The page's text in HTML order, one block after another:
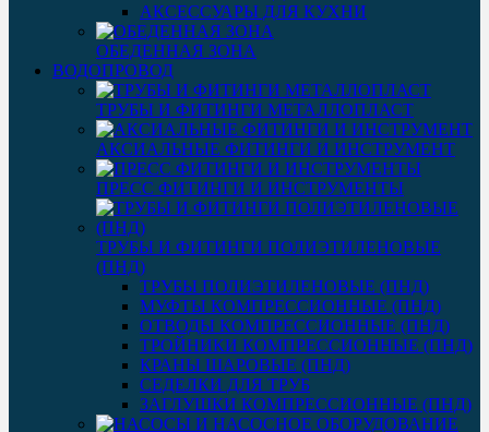
АКСЕССУАРЫ ДЛЯ КУХНИ
ОБЕДЕННАЯ ЗОНА
ВОДОПРОВОД
ТРУБЫ И ФИТИНГИ МЕТАЛЛОПЛАСТ
АКСИАЛЬНЫЕ ФИТИНГИ И ИНСТРУМЕНТ
ПРЕСС ФИТИНГИ И ИНСТРУМЕНТЫ
ТРУБЫ И ФИТИНГИ ПОЛИЭТИЛЕНОВЫЕ
(ПНД)
ТРУБЫ ПОЛИЭТИЛЕНОВЫЕ (ПНД)
МУФТЫ КОМПРЕССИОННЫЕ (ПНД)
ОТВОДЫ КОМПРЕССИОННЫЕ (ПНД)
ТРОЙНИКИ КОМПРЕССИОННЫЕ (ПНД)
КРАНЫ ШАРОВЫЕ (ПНД)
СЕДЕЛКИ ДЛЯ ТРУБ
ЗАГЛУШКИ КОМПРЕССИОННЫЕ (ПНД)